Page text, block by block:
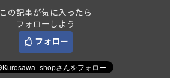
この記事が気に入ったら
フォローしよう
フォロー